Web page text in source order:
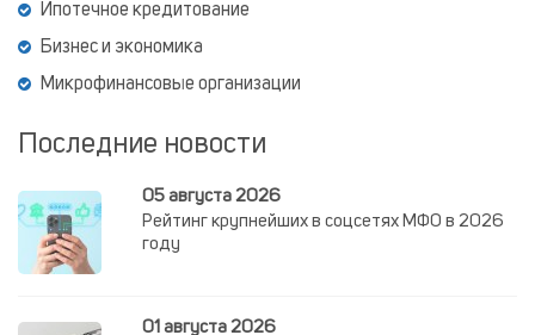
Ипотечное кредитование
Бизнес и экономика
Микрофинансовые организации
Последние новости
05 августа 2026
Рейтинг крупнейших в соцсетях МФО в 2026
году
01 августа 2026